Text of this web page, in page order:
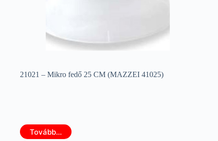
21021 – Mikro fedő 25 CM (MAZZEI 41025)
Tovább...